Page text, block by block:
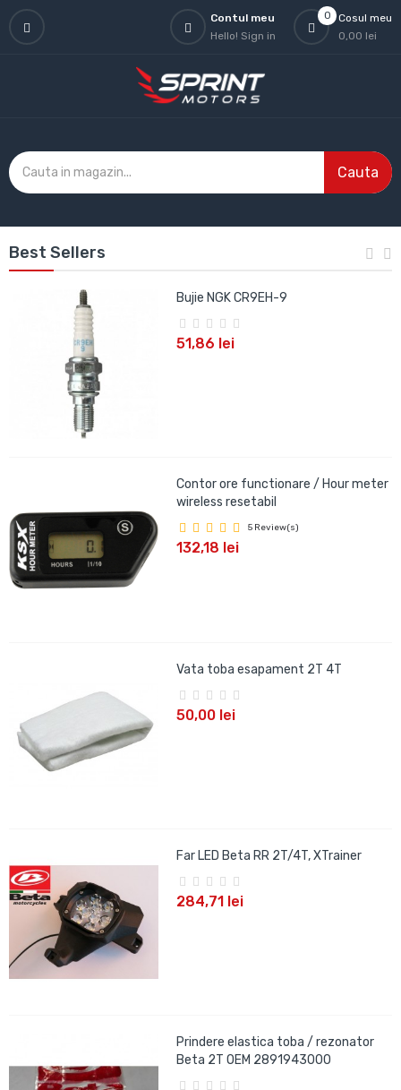
0
Cosul meu
0,00 lei
Contul meu
Hello! Sign in
Cauta
Best Sellers
Bujie NGK CR9EH-9
51,86 lei
Contor ore functionare / Hour meter
wireless resetabil
5 Review(s)
132,18 lei
Vata toba esapament 2T 4T
50,00 lei
Far LED Beta RR 2T/4T, XTrainer
284,71 lei
Prindere elastica toba / rezonator
Beta 2T OEM 2891943000